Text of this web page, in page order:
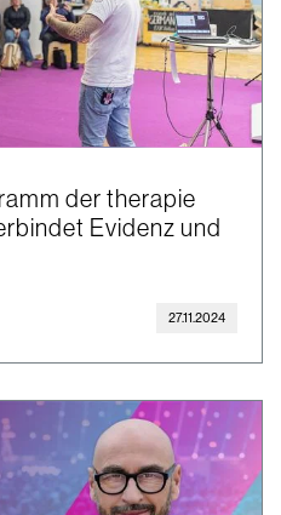
der therapie
Evidenz und
27.11.2024